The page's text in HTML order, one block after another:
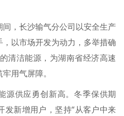
，长沙输气分公司以安全生产
以市场开发为动力，多举措确
清洁能源，为湖南省经济高速
用气屏障。
源供应勇创新高。冬季保供期
发新增用户，坚持“从客户中来